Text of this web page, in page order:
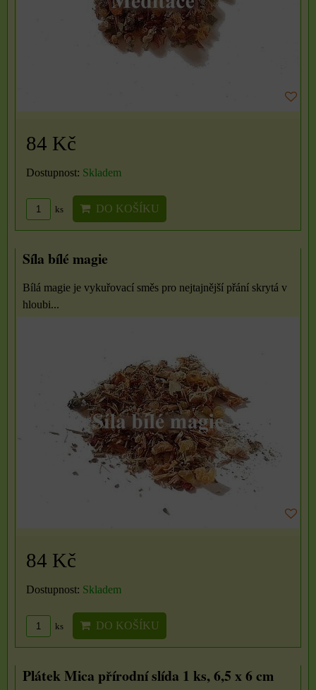
84 Kč
Dostupnost: Skladem
ks DO KOŠÍKU
Síla bílé magie
Bílá magie je vykuřovací směs pro nejtajnější přání skrytá v
hloubi...
84 Kč
Dostupnost: Skladem
ks DO KOŠÍKU
Plátek Mica přírodní slída 1 ks, 6,5 x 6 cm